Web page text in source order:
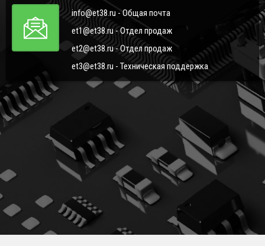
info@et38.ru - Общая почта
et1@et38.ru - Отдел продаж
et2@et38.ru - Отдел продаж
et3@et38.ru - Техническая поддержка